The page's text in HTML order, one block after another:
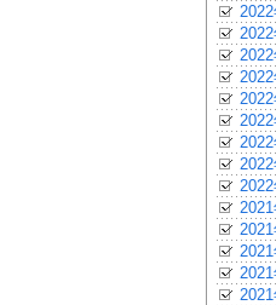
2022
2022
2022
2022
2022
2022
2022
2022
2022
2021
2021
2021
2021
2021